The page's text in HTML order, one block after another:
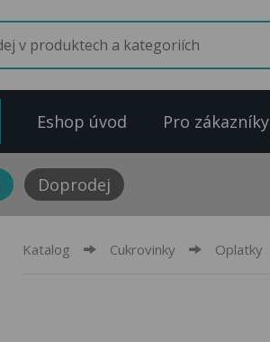
Eshop úvod Pro zákazníky
Doprodej
Katalog Cukrovinky Oplatky